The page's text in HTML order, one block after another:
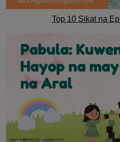
Top 10 Sikat na